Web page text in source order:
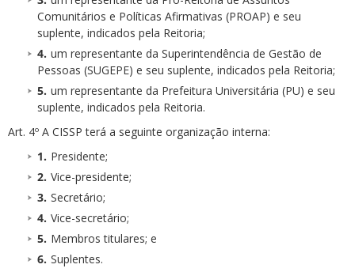
Comunitários e Políticas Afirmativas (PROAP) e seu
suplente, indicados pela Reitoria;
um representante da Superintendência de Gestão de
Pessoas (SUGEPE) e seu suplente, indicados pela Reitoria;
um representante da Prefeitura Universitária (PU) e seu
suplente, indicados pela Reitoria.
Art. 4º A CISSP terá a seguinte organização interna:
Presidente;
Vice-presidente;
Secretário;
Vice-secretário;
Membros titulares; e
Suplentes.